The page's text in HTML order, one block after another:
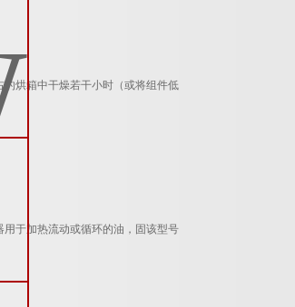
的烘箱中干燥若干小时（或将组件低
用于加热流动或循环的油，固该型号